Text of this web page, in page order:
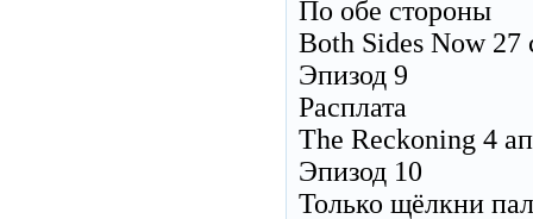
По обе стороны
Both Sides Now 27
Эпизод 9
Расплата
The Reckoning 4
Эпизод 10
Только щёлкни